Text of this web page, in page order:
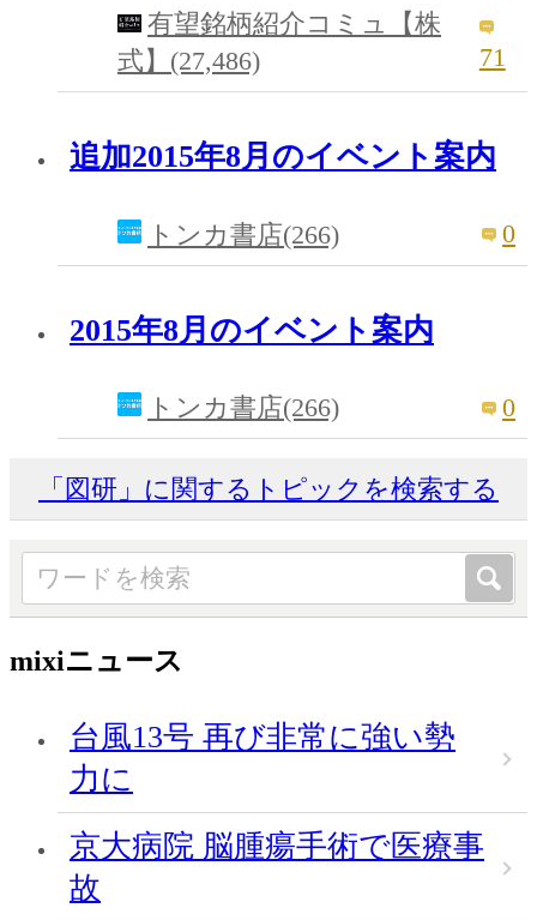
有望銘柄紹介コミュ【株
式】(27,486)
71
追加2015年8月のイベント案内
トンカ書店(266) 0
2015年8月のイベント案内
トンカ書店(266) 0
「図研」に関するトピックを検索する
mixiニュース
台風13号 再び非常に強い勢
力に
京大病院 脳腫瘍手術で医療事
故